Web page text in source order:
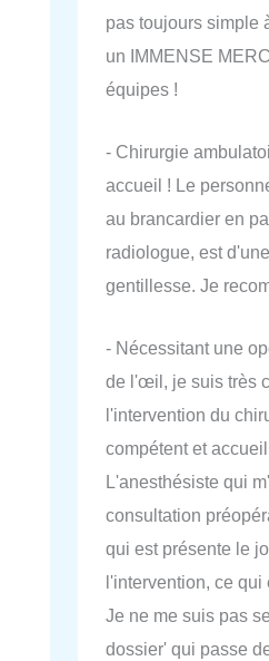
pas toujours simple
un IMMENSE
équipes !
- Chirurgie
accueil ! Le
au brancardier en
radiologue, est
gentillesse. Je
- Nécessitant une
de l'œil, je suis très
l'intervention du
compétent et
L'anesthésiste qui
consultation
qui est présente le
l'intervention, ce qui
Je ne me suis pas
dossier' qui passe